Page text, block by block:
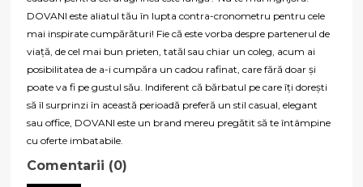
DOVANI este aliatul tău în lupta contra-cronometru pentru cele
mai inspirate cumpărături! Fie că este vorba despre partenerul de
viață, de cel mai bun prieten, tatăl sau chiar un coleg, acum ai
posibilitatea de a-i cumpăra un cadou rafinat, care fără doar și
poate va fi pe gustul său. Indiferent că bărbatul pe care îți dorești
să îl surprinzi în această perioadă preferă un stil casual, elegant
sau office, DOVANI este un brand mereu pregătit să te întâmpine
cu oferte imbatabile.
Comentarii (0)